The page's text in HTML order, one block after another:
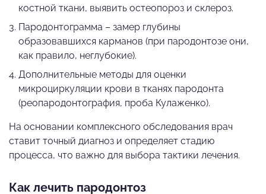
костной ткани, выявить остеопороз и склероз.
Пародонтограмма – замер глубины
образовавшихся карманов (при пародонтозе они,
как правило, неглубокие).
Дополнительные методы для оценки
микроциркуляции крови в тканях пародонта
(реопародонтография, проба Кулаженко).
На основании комплексного обследования врач
ставит точный диагноз и определяет стадию
процесса, что важно для выбора тактики лечения.
Как лечить пародонтоз